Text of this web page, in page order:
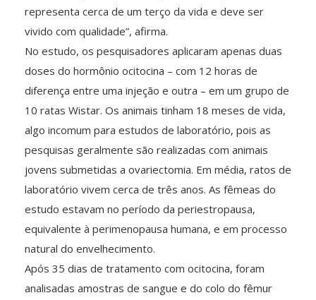
representa cerca de um terço da vida e deve ser
vivido com qualidade”, afirma.
No estudo, os pesquisadores aplicaram apenas duas
doses do hormônio ocitocina – com 12 horas de
diferença entre uma injeção e outra – em um grupo de
10 ratas Wistar. Os animais tinham 18 meses de vida,
algo incomum para estudos de laboratório, pois as
pesquisas geralmente são realizadas com animais
jovens submetidas a ovariectomia. Em média, ratos de
laboratório vivem cerca de três anos. As fêmeas do
estudo estavam no período da periestropausa,
equivalente à perimenopausa humana, e em processo
natural do envelhecimento.
Após 35 dias de tratamento com ocitocina, foram
analisadas amostras de sangue e do colo do fêmur